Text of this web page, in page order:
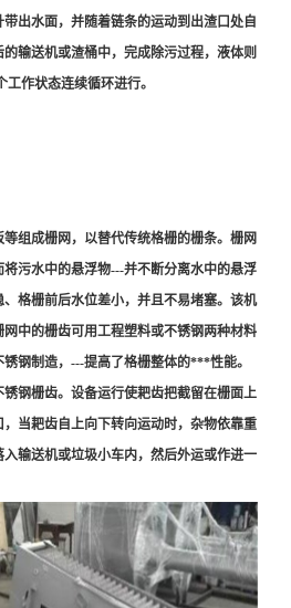
出水面，并随着链条的运动到出渣口处自
输送机或渣桶中，完成除污过程，液体则
作状态连续循环进行。
组成栅网，以替代传统格栅的栅条。栅网
污水中的悬浮物---并不断分离水中的悬浮
格栅前后水位差小，并且不易堵塞。该机
中的栅齿可用工程塑料或不锈钢两种材料
钢制造，---提高了格栅整体的***性能。
钢栅齿。设备运行使耙齿把截留在栅面上
当耙齿自上向下转向运动时，杂物依靠重
输送机或垃圾小车内，然后外运或作进一